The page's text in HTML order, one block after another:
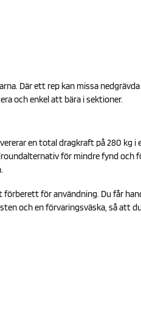
Där ett rep kan missa
och enkel att bära i sektioner.
en total dragkraft på 280 kg i
för mindre fynd och
förberett för användning. Du får
och en förvaringsväska, så att